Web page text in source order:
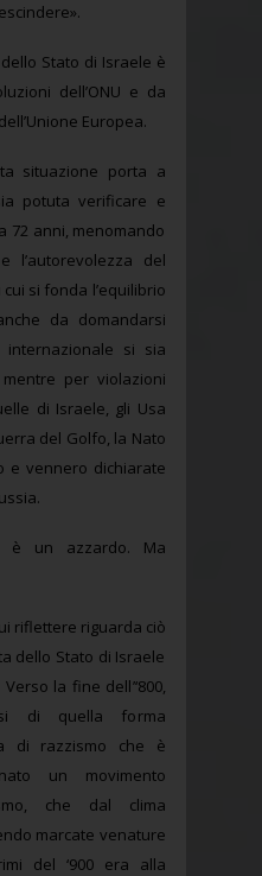
Stato di Israele è
dell’ONU e da
Europea.
situazione porta a
potuta verificare e
72 anni, menomando
l’autorevolezza del
si fonda l’equilibrio
da domandarsi
internazionale si sia
per violazioni
di Israele, gli Usa
del Golfo, la Nato
e vennero dichiarate
è un azzardo. Ma
riflettere riguarda ciò
dello Stato di Israele
la fine dell’‘800,
di quella forma
di razzismo che è
un movimento
che dal clima
marcate venature
del ‘900 era alla